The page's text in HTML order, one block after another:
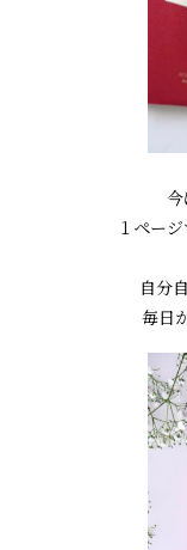
１ペー
自分
毎日